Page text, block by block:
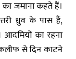
का जमाना कहते हैं।
ध्रुव के पास हैं,
का रहना
से दिन काटने